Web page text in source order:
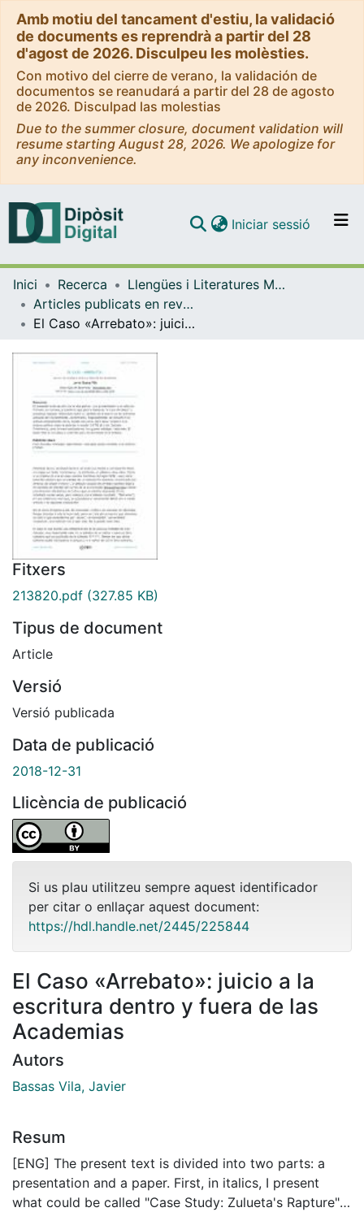
Amb motiu del tancament d'estiu, la validació
de documents es reprendrà a partir del 28
d'agost de 2026. Disculpeu les molèsties.
Con motivo del cierre de verano, la validación de
documentos se reanudará a partir del 28 de agosto
de 2026. Disculpad las molestias
Due to the summer closure, document validation will
resume starting August 28, 2026. We apologize for
any inconvenience.
Navega per tot el DD
Com publicar
Iniciar sessió (current)
Inici Recerca
Llengües i Literatures Modernes i Estudis Anglesos
Articles publicats en revistes (Llengües i Literatures Modernes i Estudis Anglesos)
El Caso «Arrebato»: juicio a la escritura dentro y fuera de las Academias
Fitxers
213820.pdf (327.85 KB)
Tipus de document
Article
Versió
Versió publicada
Data de publicació
2018-12-31
Llicència de publicació
Si us plau utilitzeu sempre aquest identificador
per citar o enllaçar aquest document:
https://hdl.handle.net/2445/225844
El Caso «Arrebato»: juicio a la
escritura dentro y fuera de las
Academias
Autors
Bassas Vila, Javier
Resum
[ENG] The present text is divided into two parts: a
presentation and a paper. First, in italics, I present
what could be called "Case Study: Zulueta's Rapture"